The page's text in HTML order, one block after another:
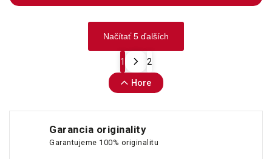
Načítať 5 ďalších
1 2
Hore
Garancia originality
Garantujeme 100% originalitu